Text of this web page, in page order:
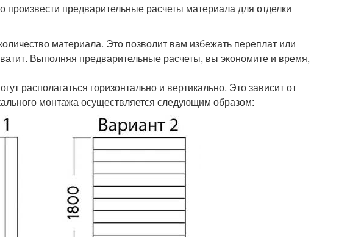
предварительные расчеты материала для отделки
материала. Это позволит вам избежать переплат или
Выполняя предварительные расчеты, вы экономите и время,
располагаться горизонтально и вертикально. Это зависит от
монтажа осуществляется следующим образом: